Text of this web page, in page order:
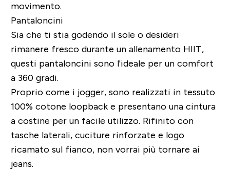
movimento.
Pantaloncini
Sia che ti stia godendo il sole o desideri
rimanere fresco durante un allenamento HIIT,
questi pantaloncini sono l'ideale per un comfort
a 360 gradi.
Proprio come i jogger, sono realizzati in tessuto
100% cotone loopback e presentano una cintura
a costine per un facile utilizzo. Rifinito con
tasche laterali, cuciture rinforzate e logo
ricamato sul fianco, non vorrai più tornare ai
jeans.